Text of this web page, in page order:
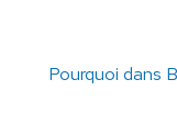
Pourquoi dans